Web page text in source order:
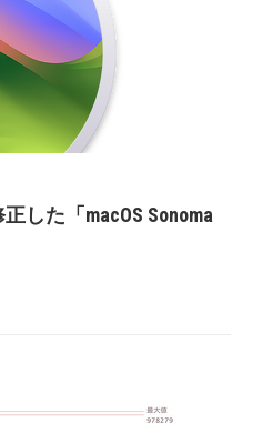
した「macOS Sonoma